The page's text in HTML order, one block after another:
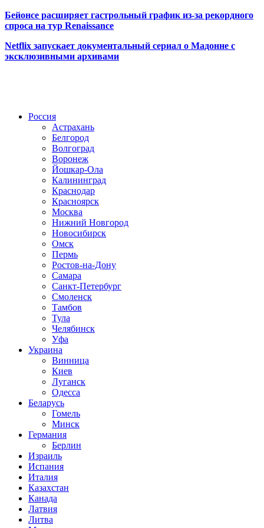
Бейонсе расширяет гастрольный график из-за рекордного
спроса на тур Renaissance
Netflix запускает документальный сериал о Мадонне с
эксклюзивными архивами
Россия
Астрахань
Белгород
Волгоград
Воронеж
Йошкар-Ола
Калининград
Краснодар
Красноярск
Москва
Нижний Новгород
Новосибирск
Омск
Пермь
Ростов-на-Дону
Самара
Санкт-Петербург
Смоленск
Тамбов
Тула
Челябинск
Уфа
Украина
Винница
Киев
Луганск
Одесса
Беларусь
Гомель
Минск
Германия
Берлин
Израиль
Испания
Италия
Казахстан
Канада
Латвия
Литва